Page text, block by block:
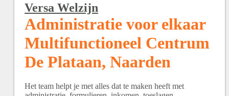
Versa Welzijn
Administratie voor elkaar
Multifunctioneel Centrum
De Plataan, Naarden
Het team helpt je met alles dat te maken heeft met